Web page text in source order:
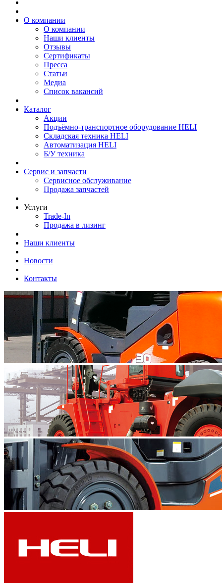
О компании
О компании
Наши клиенты
Отзывы
Сертификаты
Пресса
Статьи
Медиа
Список вакансий
Каталог
Акции
Подъёмно-транспортное оборудование HELI
Складская техника HELI
Автоматизация HELI
Б/У техника
Сервис и запчасти
Сервисное обслуживание
Продажа запчастей
Услуги
Trade-In
Продажа в лизинг
Наши клиенты
Новости
Контакты